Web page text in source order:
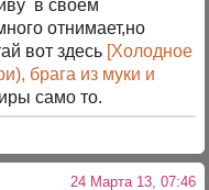
в своём
отнимает,но
вот здесь [Холодное
брага из муки и
само то.
24 Марта 13, 07:46